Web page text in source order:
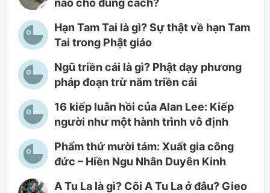
Hạn Tam Tai là gì? Sự thật về hạn Tam
Tai trong Phật giáo
Ngũ triền cái là gì? Phật dạy phương
pháp đoạn trừ năm triền cái
16 kiếp luân hồi của Alan Lee: Kiếp
người như một hành trình vô định
Phẩm thứ mười tám: Xuất gia công
đức – Hiền Ngu Nhân Duyên Kinh
A Tu La là gì? Cõi A Tu La ở đâu? Gieo